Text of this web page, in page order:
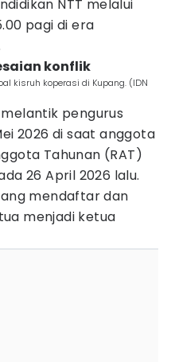
NTT melalui
pagi di era
konflik
kisruh koperasi di Kupang. (IDN
pengurus
2026 di saat anggota
Tahunan (RAT)
26 April 2026 lalu.
mendaftar dan
menjadi ketua